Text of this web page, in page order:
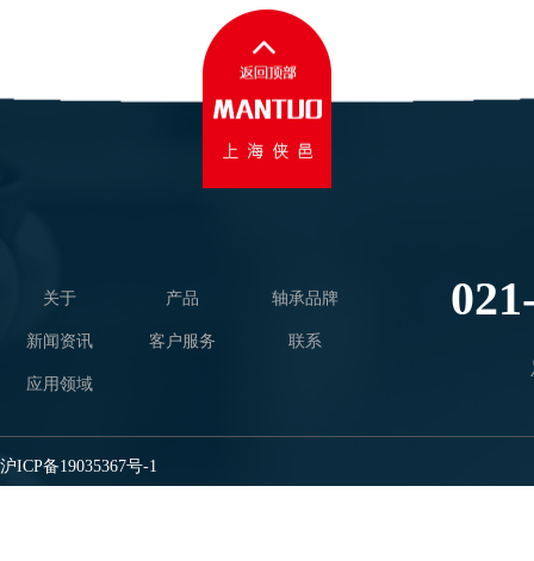
关于 产品 轴承品牌
新闻资讯 客户服务 联系
应用领域
沪ICP备19035367号-1